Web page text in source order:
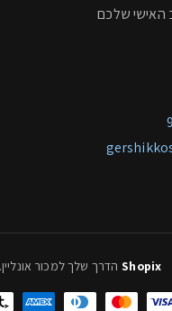
האישי שלכם
Shopix הדרך שלך למכור אונליין.